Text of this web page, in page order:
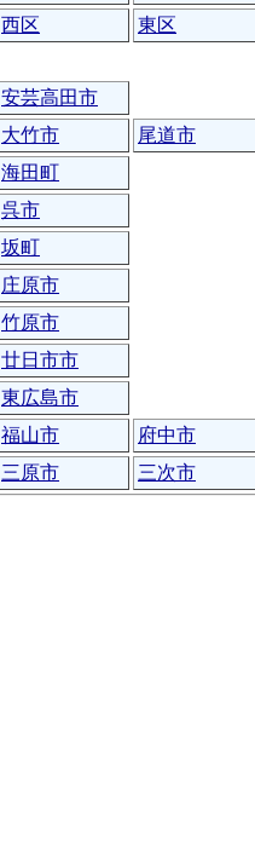
西区
東区
安芸高田市
大竹市
尾道市
海田町
呉市
坂町
庄原市
竹原市
廿日市市
東広島市
福山市
府中市
三原市 三次市